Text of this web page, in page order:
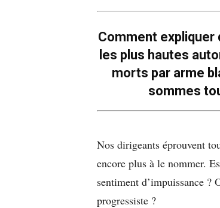
Comment expliquer
les plus hautes
morts par arme
sommes
Nos dirigeants éprouvent
encore plus à le nommer.
sentiment d’impuissance ?
progressiste ?